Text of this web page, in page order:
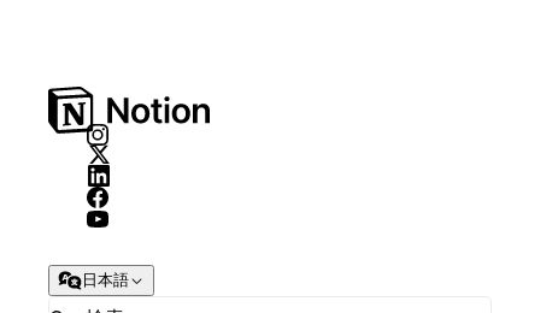
日本語